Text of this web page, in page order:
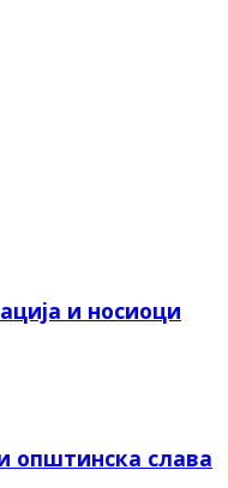
и носиоци
општинска слава